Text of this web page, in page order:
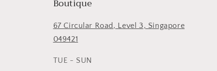
Boutique
67 Circular Road, Level 3, Singapore
049421
TUE - SUN